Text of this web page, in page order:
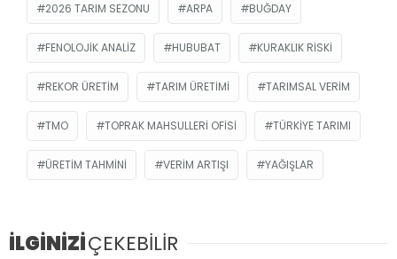
2026 TARIM SEZONU ARPA BUĞDAY
FENOLOJIK ANALIZ HUBUBAT KURAKLIK RISKI
REKOR ÜRETIM TARIM ÜRETIMI TARIMSAL VERIM
TMO TOPRAK MAHSULLERI OFISI TÜRKIYE TARIMI
ÜRETIM TAHMINI VERIM ARTIŞI YAĞIŞLAR
İLGİNİZİÇEKEBİLİR